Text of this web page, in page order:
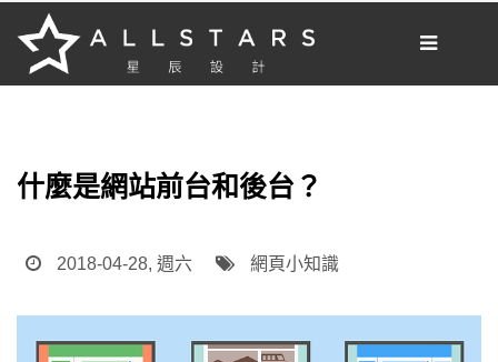
什麼是網站前台和後台？
2018-04-28, 週六 網頁小知識
[我想要做網站]
網站開發
網站小知識